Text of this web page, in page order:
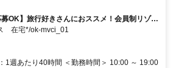
募OK】旅行好きさんにおススメ！会員制リゾー
リモートワーク◎月収34万円以上も可能！
在宅*/ok-mvci_01
1週あたり40時間 ＜勤務時間＞ 10:00 ～ 19:00